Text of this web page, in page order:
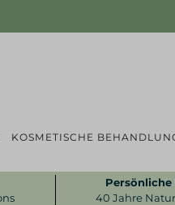
KOSMETISCHE
40 Jahre